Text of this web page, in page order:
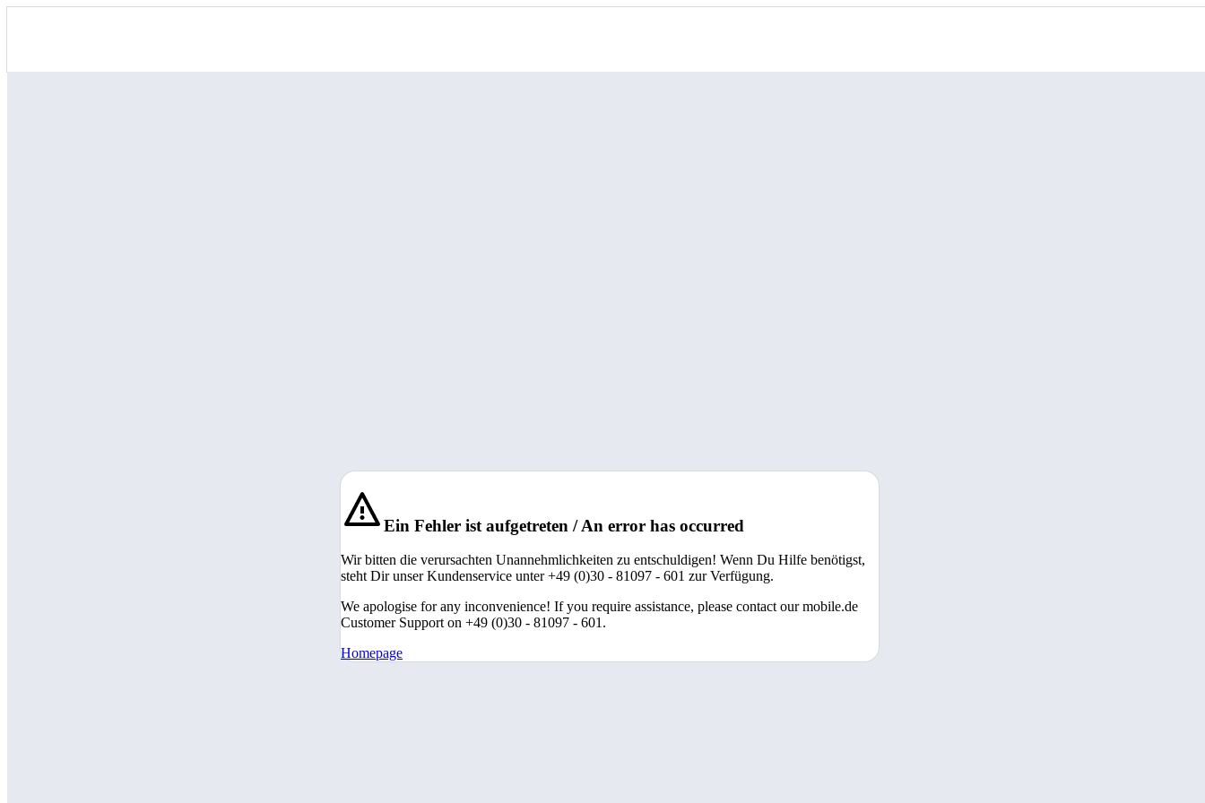
Ein Fehler ist aufgetreten / An error has occurred
Wir bitten die verursachten Unannehmlichkeiten zu entschuldigen! Wenn Du Hilfe benötigst,
steht Dir unser Kundenservice unter +49 (0)30 - 81097 - 601 zur Verfügung.
We apologise for any inconvenience! If you require assistance, please contact our mobile.de
Customer Support on +49 (0)30 - 81097 - 601.
Homepage